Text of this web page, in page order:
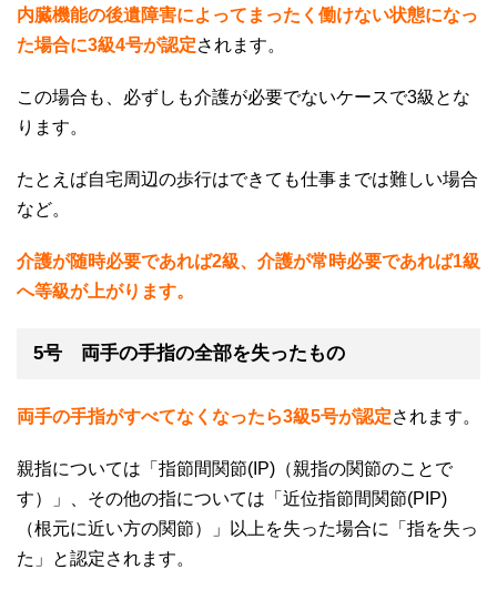
内臓機能の後遺障害によってまったく働けない状態になっ
た場合に3級4号が認定されます。
この場合も、必ずしも介護が必要でないケースで3級とな
ります。
たとえば自宅周辺の歩行はできても仕事までは難しい場合
など。
介護が随時必要であれば2級、介護が常時必要であれば1級
へ等級が上がります。
5号 両手の手指の全部を失ったもの
両手の手指がすべてなくなったら3級5号が認定されます。
親指については「指節間関節(IP) （親指の関節のことで
す）」、その他の指については「近位指節間関節(PIP)
（根元に近い方の関節）」以上を失った場合に「指を失っ
た」と認定されます。